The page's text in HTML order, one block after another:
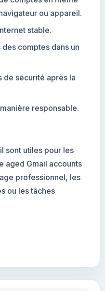
ou appareil.
stable.
comptes dans un
de sécurité après la
responsable.
sont utiles pour les
aged Gmail accounts
professionnel, les
ou les tâches